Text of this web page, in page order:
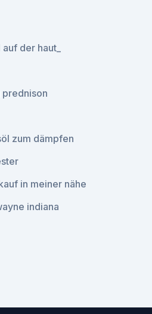
der haut_
zum dämpfen
in meiner nähe
indiana